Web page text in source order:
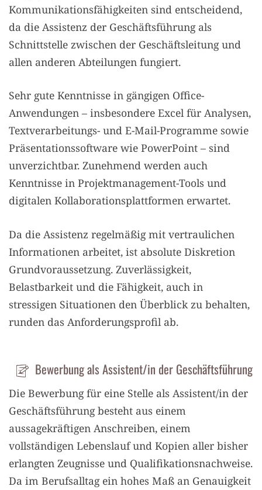
Kommunikationsfähigkeiten sind entscheidend,
da die Assistenz der Geschäftsführung als
Schnittstelle zwischen der Geschäftsleitung und
allen anderen Abteilungen fungiert.
Sehr gute Kenntnisse in gängigen Office-
Anwendungen – insbesondere Excel für Analysen,
Textverarbeitungs- und E-Mail-Programme sowie
Präsentationssoftware wie PowerPoint – sind
unverzichtbar. Zunehmend werden auch
Kenntnisse in Projektmanagement-Tools und
digitalen Kollaborationsplattformen erwartet.
Da die Assistenz regelmäßig mit vertraulichen
Informationen arbeitet, ist absolute Diskretion
Grundvoraussetzung. Zuverlässigkeit,
Belastbarkeit und die Fähigkeit, auch in
stressigen Situationen den Überblick zu behalten,
runden das Anforderungsprofil ab.
Bewerbung als Assistent/in der Geschäftsführung
Die Bewerbung für eine Stelle als Assistent/in der
Geschäftsführung besteht aus einem
aussagekräftigen Anschreiben, einem
vollständigen Lebenslauf und Kopien aller bisher
erlangten Zeugnisse und Qualifikationsnachweise.
Da im Berufsalltag ein hohes Maß an Genauigkeit